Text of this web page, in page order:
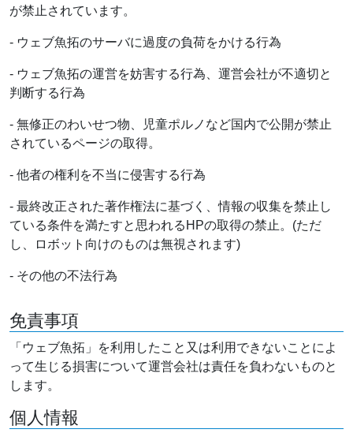
が禁止されています。
- ウェブ魚拓のサーバに過度の負荷をかける行為
- ウェブ魚拓の運営を妨害する行為、運営会社が不適切と
判断する行為
- 無修正のわいせつ物、児童ポルノなど国内で公開が禁止
されているページの取得。
- 他者の権利を不当に侵害する行為
- 最終改正された著作権法に基づく、情報の収集を禁止し
ている条件を満たすと思われるHPの取得の禁止。(ただ
し、ロボット向けのものは無視されます)
- その他の不法行為
免責事項
「ウェブ魚拓」を利用したこと又は利用できないことによ
って生じる損害について運営会社は責任を負わないものと
します。
個人情報